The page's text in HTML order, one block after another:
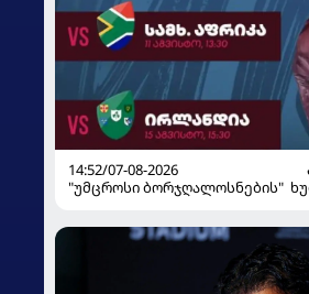
14:52/07-08-2026
"უმცროსი ბორჯღალოსნების"